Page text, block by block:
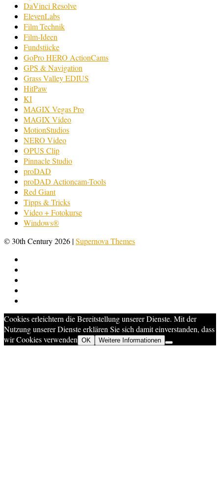
DaVinci Resolve
ElevenLabs
Film Technik
Film-Ideen
Fundstücke
GoPro HERO ActionCams
GPS & Navigation
Grass Valley EDIUS
HitPaw
KI
MAGIX Vegas Pro
MAGIX Video
MotionStudios
NERO Video
OPUS Clip
Pinnacle Studio
proDAD
proDAD Actioncam-Tools
Red Giant
Tipps & Tricks
Video + Fotokurse
Windows®
© 30th Century 2026 |Supernova Themes
Cookies erleichtern die Bereitstellung unserer Dienste. Mit der
Nutzung unserer Dienste erklären Sie sich damit einverstanden, dass
wir Cookies verwenden OK Weitere Informationen